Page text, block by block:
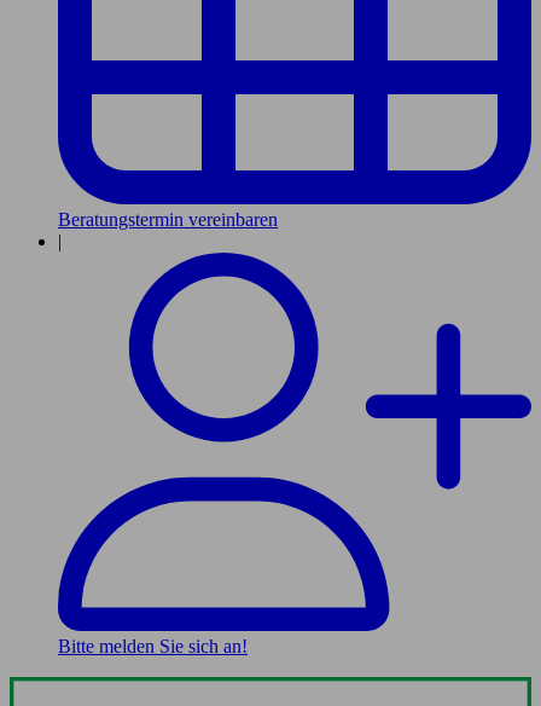
Beratungstermin vereinbaren
|
Bitte melden Sie sich an!